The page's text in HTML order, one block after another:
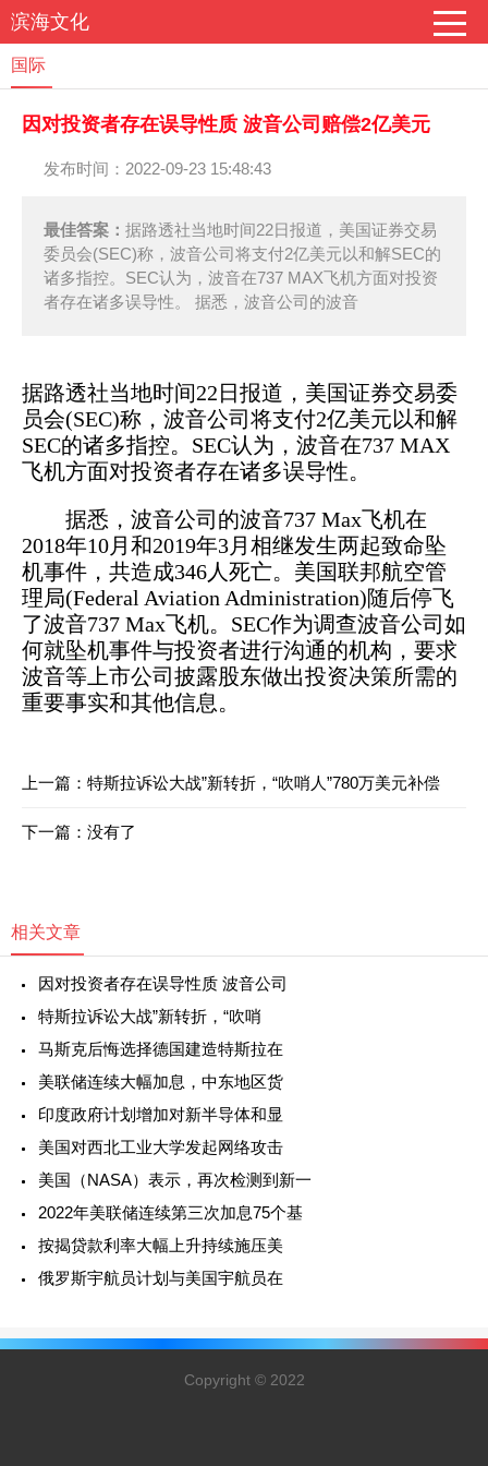
滨海文化
国际
因对投资者存在误导性质 波音公司赔偿2亿美元
发布时间：2022-09-23 15:48:43
最佳答案： 据路透社当地时间22日报道，美国证券交易
委员会(SEC)称，波音公司将支付2亿美元以和解SEC的
诸多指控。SEC认为，波音在737 MAX飞机方面对投资
者存在诸多误导性。 据悉，波音公司的波音
据路透社当地时间22日报道，美国证券交易委
员会(SEC)称，波音公司将支付2亿美元以和解
SEC的诸多指控。SEC认为，波音在737 MAX
飞机方面对投资者存在诸多误导性。
据悉，波音公司的波音737 Max飞机在
2018年10月和2019年3月相继发生两起致命坠
机事件，共造成346人死亡。美国联邦航空管
理局(Federal Aviation Administration)随后停飞
了波音737 Max飞机。SEC作为调查波音公司如
何就坠机事件与投资者进行沟通的机构，要求
波音等上市公司披露股东做出投资决策所需的
重要事实和其他信息。
上一篇： 特斯拉诉讼大战”新转折，“吹哨人”780万美元补偿
下一篇：没有了
相关文章
因对投资者存在误导性质 波音公司
特斯拉诉讼大战”新转折，“吹哨
马斯克后悔选择德国建造特斯拉在
美联储连续大幅加息，中东地区货
印度政府计划增加对新半导体和显
美国对西北工业大学发起网络攻击
美国（NASA）表示，再次检测到新一
2022年美联储连续第三次加息75个基
按揭贷款利率大幅上升持续施压美
俄罗斯宇航员计划与美国宇航员在
Copyright © 2022